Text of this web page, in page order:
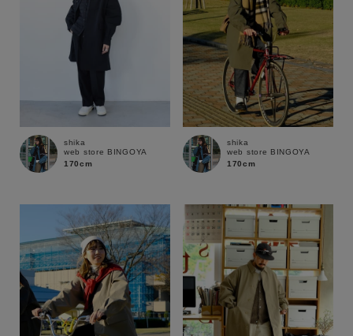
shika
web store BINGOYA
170cm
shika
web store BINGOYA
170cm